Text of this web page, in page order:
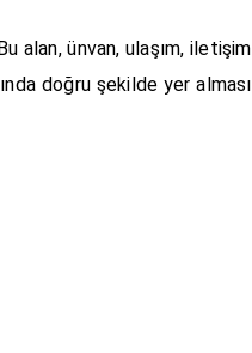
alan, ünvan, ulaşım, iletişim
doğru şekilde yer alması